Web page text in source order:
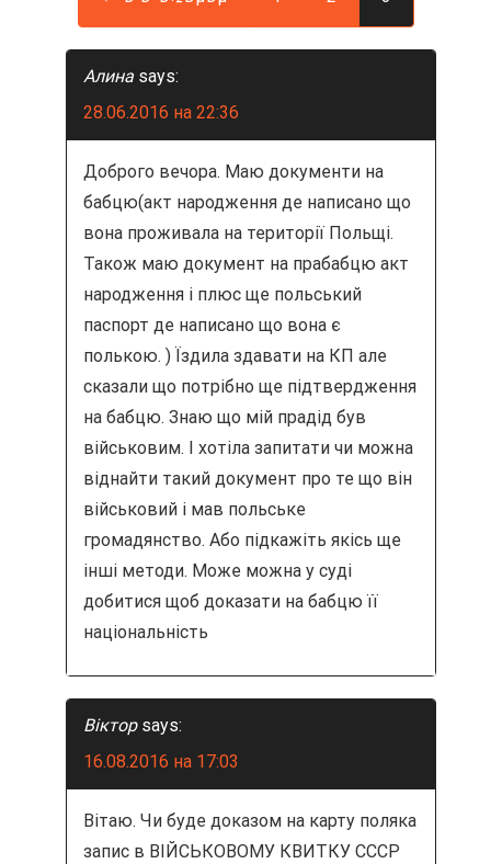
з
п
Алина says:
28.06.2016 на 22:36
Доброго вечора. Маю документи на
бабцю(акт народження де написано що
вона проживала на території Польщі.
Також маю документ на прабабцю акт
народження і плюс ще польський
паспорт де написано що вона є
полькою. ) Їздила здавати на КП але
сказали що потрібно ще підтвердження
на бабцю. Знаю що мій прадід був
військовим. І хотіла запитати чи можна
віднайти такий документ про те що він
військовий і мав польське
громадянство. Або підкажіть якісь ще
інші методи. Може можна у суді
добитися щоб доказати на бабцю її
національність
Віктор says:
16.08.2016 на 17:03
Вітаю. Чи буде доказом на карту поляка
запис в ВІЙСЬКОВОМУ КВИТКУ СССР